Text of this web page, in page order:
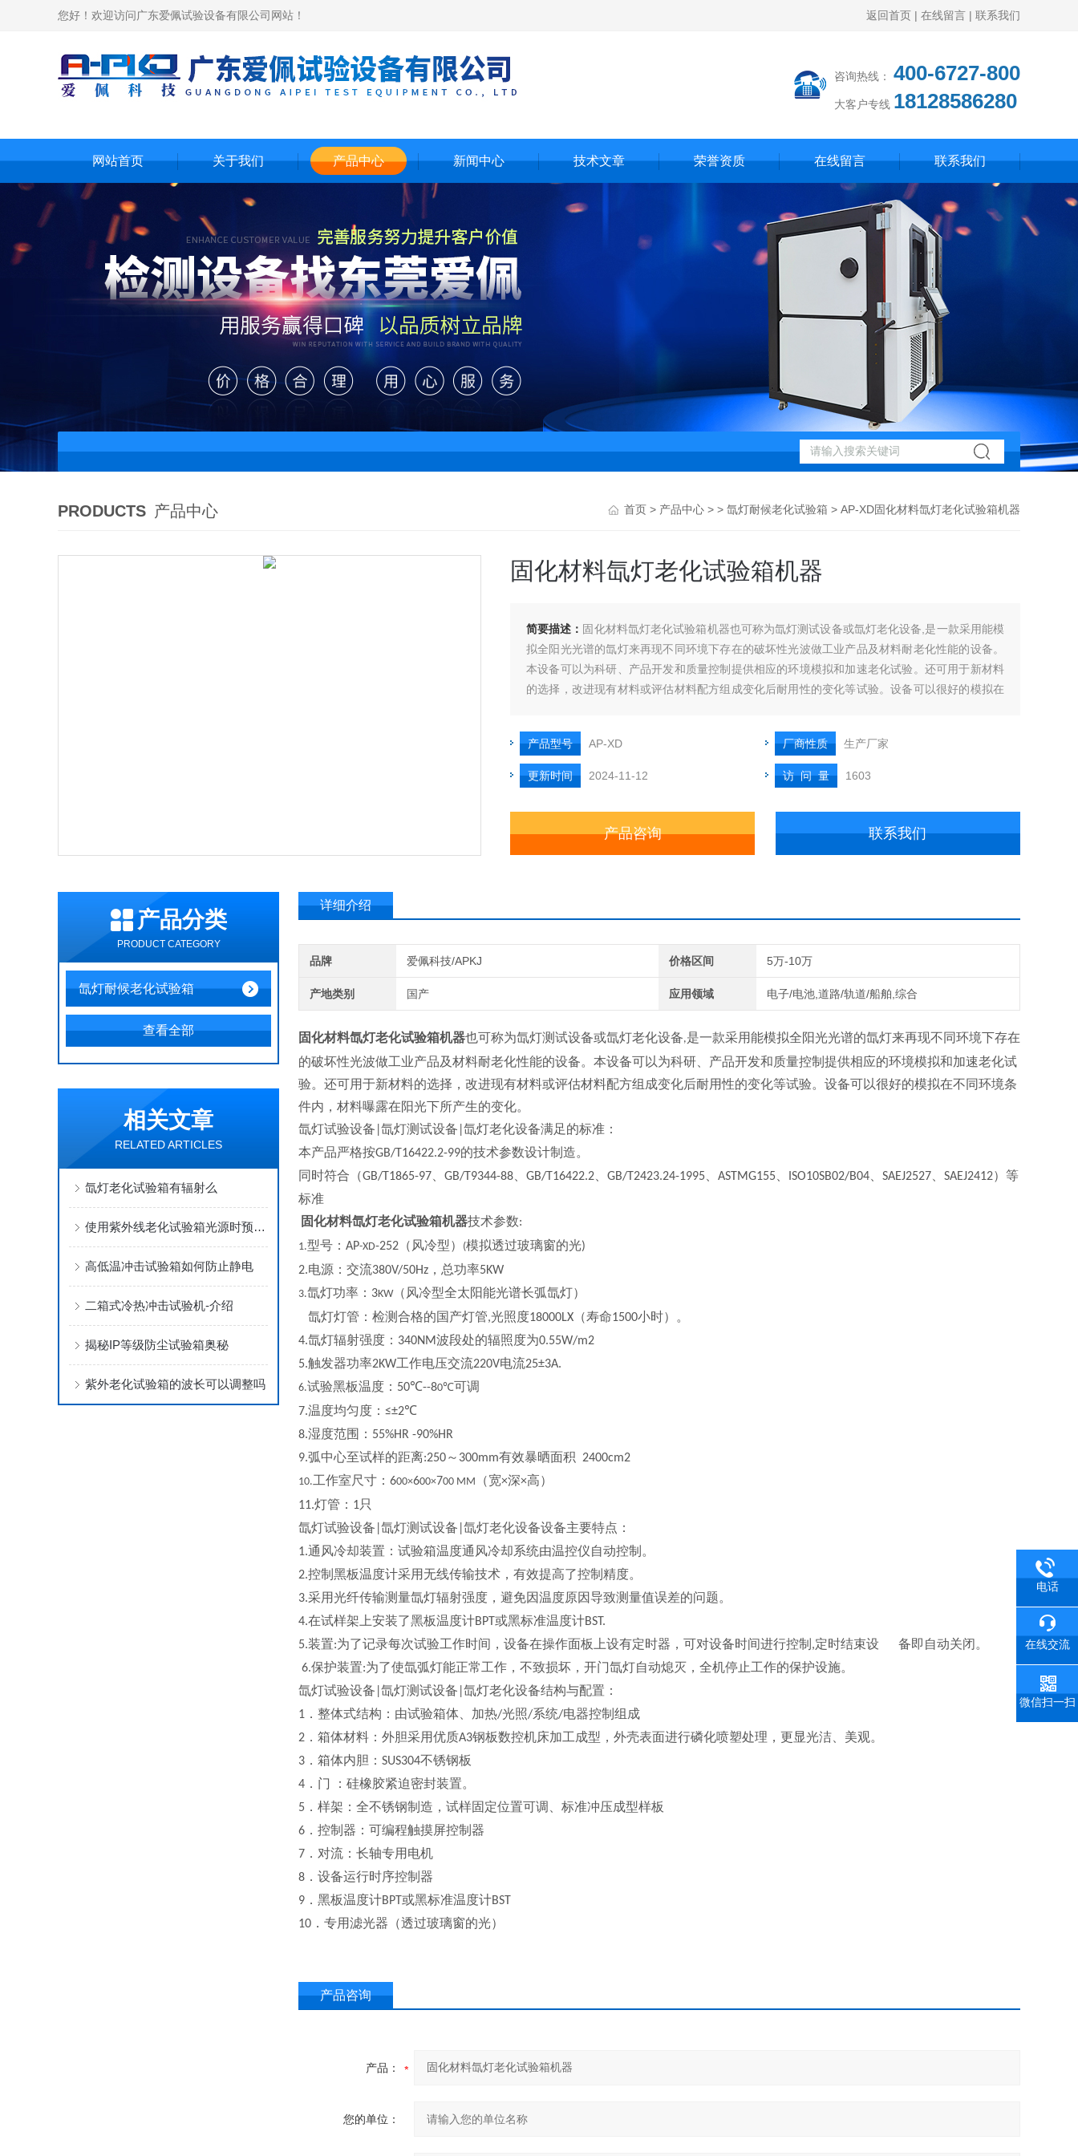
您好！欢迎访问广东爱佩试验设备有限公司网站！ 返回首页 | 在线留言 | 联系我们
咨询热线： 400-6727-800
大客户专线 18128586280
网站首页 关于我们 产品中心 新闻中心 技术文章 荣誉资质 在线留言 联系我们
PRODUCTS 产品中心 首页 > 产品中心 > > 氙灯耐候老化试验箱 > AP-XD固化材料氙灯老化试验箱机器
固化材料氙灯老化试验箱机器
简要描述： 固化材料氙灯老化试验箱机器也可称为氙灯测试设备或氙灯老化设备,是一款采用能模
拟全阳光光谱的氙灯来再现不同环境下存在的破坏性光波做工业产品及材料耐老化性能的设备。
本设备可以为科研、产品开发和质量控制提供相应的环境模拟和加速老化试验。还可用于新材料
的选择，改进现有材料或评估材料配方组成变化后耐用性的变化等试验。设备可以很好的模拟在
产品型号 AP-XD 厂商性质 生产厂家
更新时间 2024-11-12 访 问 量 1603
产品咨询 联系我们
产品分类
PRODUCT CATEGORY
氙灯耐候老化试验箱
查看全部
相关文章
RELATED ARTICLES
氙灯老化试验箱有辐射么
使用紫外线老化试验箱光源时预防措施有哪些？
高低温冲击试验箱如何防止静电
二箱式冷热冲击试验机-介绍
揭秘IP等级防尘试验箱奥秘
紫外老化试验箱的波长可以调整吗
详细介绍
品牌 爱佩科技/APKJ 价格区间 5万-10万
产地类别 国产 应用领域 电子/电池,道路/轨道/船舶,综合
固化材料氙灯老化试验箱机器也可称为氙灯测试设备或氙灯老化设备,是一款采用能模拟全阳光光谱的氙灯来再现不同环境下存在
的破坏性光波做工业产品及材料耐老化性能的设备。本设备可以为科研、产品开发和质量控制提供相应的环境模拟和加速老化试
验。还可用于新材料的选择，改进现有材料或评估材料配方组成变化后耐用性的变化等试验。设备可以很好的模拟在不同环境条
件内，材料曝露在阳光下所产生的变化。
氙灯试验设备 氙灯测试设备 氙灯老化设备满足的标准 ：
本产品严格按GB/T16422.2-99的技术参数设计制造。
同时符合（GB/T1865-97 GB/T9344-88 GB/T16422.2 GB/T2423.24-1995 ASTMG155 ISO10SB02/B04 SAEJ2527 SAEJ2412）等
标准
固化材料氙灯老化试验箱机器技术参数:
1.型号： AP-XD-252 （风冷型） (模拟透过玻璃窗的光)
2.电源：交流380V/50Hz ，总功率5KW
3.氙灯功率： 3KW（风冷型全太阳能光谱长弧氙灯）
氙灯灯管：检测合格的国产灯管,光照度18000LX （寿命1500小时）。
4.氙灯辐射强度： 340NM波段处的辐照度为0.55W/m2
5.触发器功率2KW工作电压交流220V电流25±3A.
6.试验黑板温度： 50℃--80℃可调
7.温度均匀度： ≤±2℃
8.湿度范围： 55%HR -90%HR
9.弧中心至试样的距离:250～ 300mm有效暴晒面积 2400cm2
10.工作室尺寸： 600×600×700 MM （宽×深×高）
11.灯管： 1只
氙灯试验设备 氙灯测试设备 氙灯老化设备设备主要特点：
1.通风冷却装置：试验箱温度通风冷却系统由温控仪自动控制。
2.控制黑板温度计采用无线传输技术，有效提高了控制精度。
3.采用光纤传输测量氙灯辐射强度，避免因温度原因导致测量值误差的问题。
4.在试样架上安装了黑板温度计BPT 或黑标准温度计BST.
5.装置:为了记录每次试验工作时间，设备在操作面板上设有定时器，可对设备时间进行控制 ,定时结束设 备即自动关闭。
6.保护装置:为了使氙弧灯能正常工作，不致损坏，开门氙灯自动熄灭，全机停止工作的保护设施。
氙灯试验设备 氙灯测试设备 氙灯老化设备结构与配置：
1 ．整体式结构：由试验箱体、加热/光照/系统/电器控制组成
2 ．箱体材料：外胆采用优质A3钢板数控机床加工成型，外壳表面进行磷化喷塑处理，更显光洁、美观。
3 ．箱体内胆： SUS304不锈钢板
4 ．门 ：硅橡胶紧迫密封装置。
5 ．样架：全不锈钢制造，试样固定位置可调、标准冲压成型样板
6 ．控制器：可编程触摸屏控制器
7 ．对流：长轴专用电机
8 ．设备运行时序控制器
9 ．黑板温度计BPT 或黑标准温度计BST
10 ．专用滤光器（透过玻璃窗的光）
产品咨询
产品：
您的单位：
电话
在线交流
微信扫一扫